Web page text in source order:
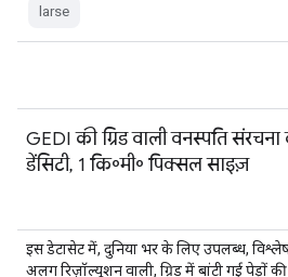
larse
GEDI की ग्रिड वाली वनस्पति
डेंसिटी, 1 कि॰मी॰ पिक्सल साइज़
इस डेटासेट में, दुनिया भर के लिए उपलब्ध,
अलग रिज़ॉल्यूशन वाली, ग्रिड में बांटी गई पेड़ों